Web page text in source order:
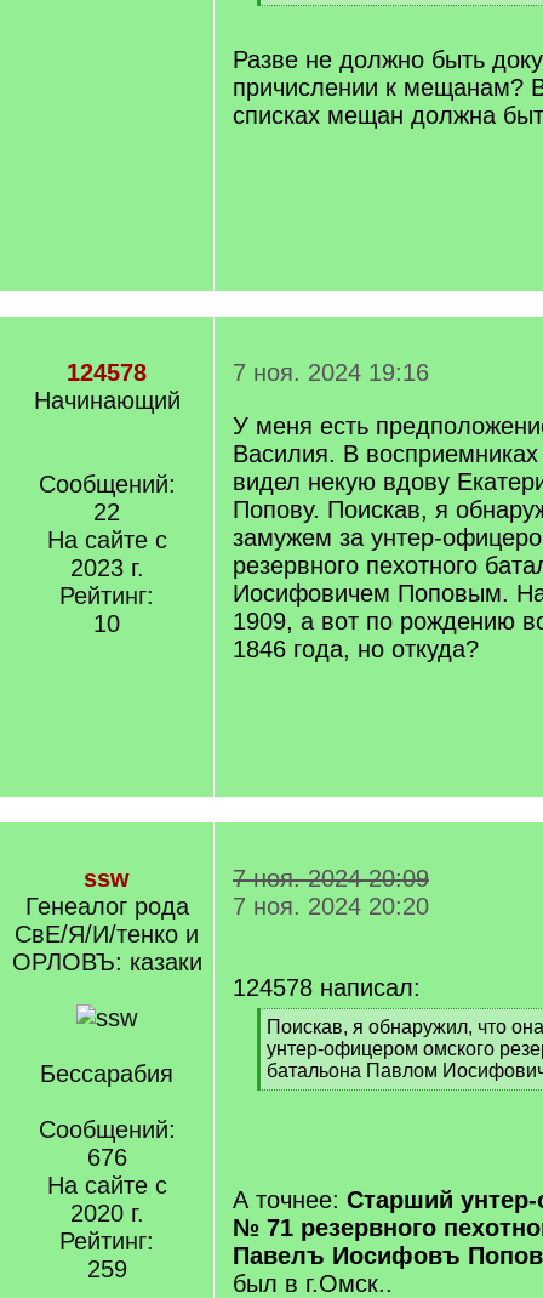
[
q
]
Разве не должно быть
причислении к мещанам?
списках мещан должна
124578
Начинающий
Сообщений:
22
На сайте с
2023 г.
Рейтинг:
10
7 ноя. 2024 19:16
У меня есть
Василия. В восприемниках
видел некую вдову
Попову. Поискав, я
замужем за унтер-
резервного пехотного
Иосифовичем Поповым.
1909, а вот по рождению
1846 года, но откуда?
ssw
Генеалог рода
СвЕ/Я/И/тенко и
ОРЛОВЪ: казаки
Бессарабия
Сообщений:
676
На сайте с
2020 г.
Рейтинг:
259
7 ноя. 2024 20:09
7 ноя. 2024 20:20
124578 написал:
[
q
]
Поискав, я обнаружил, что
унтер-офицером омского
батальона Павлом
[
А точнее: Старший
№ 71 резервного
Павелъ Иосифовъ
был в г.Омск..